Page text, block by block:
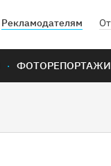
Рекламодателям
ФОТОРЕПОРТАЖИ